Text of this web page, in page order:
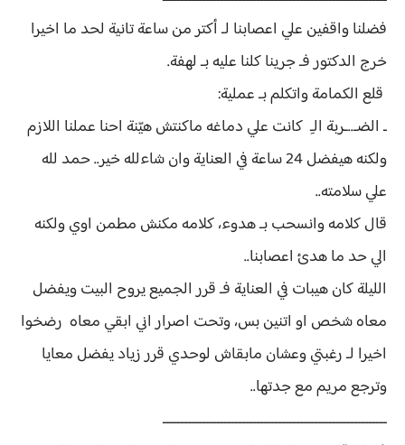
فضلنا واقفين علي اعصابنا لـ أكتر من ساعة تانية لحد ما اخيرا
خرج الدكتور فـ جرينا كلنا عليه بـ لهفة.
قلع الكمامة واتكلم بـ عملية:
ـ الضـ..ـربة الـِ كانت علي دماغه ماكنتش هيّنة احنا عملنا اللازم
ولكنه هيفضل 24 ساعة في العناية وان شاءلله خير.. حمد لله
علي سلامته..
قال كلامه وانسحب بـ هدوء، كلامه مكنش مطمن اوي ولكنه
الي حد ما هدئ اعصابنا..
الليلة كان هيبات في العناية فـ قرر الجميع يروح البيت ويفضل
معاه شخص او اتنين بس، وتحت اصرار اني ابقي معاه رضخوا
اخيرا لـ رغبتي وعشان مابقاش لوحدي قرر زياد يفضل معايا
وترجع مريم مع جدتها..
ــــــــــــــــــــــــــــــــــــــــــــــــــــــــــــــ